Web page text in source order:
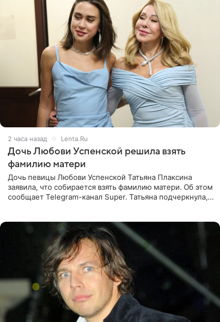
2 часа назад Lenta.Ru
Дочь Любови Успенской решила взять
фамилию матери
Дочь певицы Любови Успенской Татьяна Плаксина
заявила, что собирается взять фамилию матери. Об этом
сообщает Telegram-канал Super. Татьяна подчеркнула,